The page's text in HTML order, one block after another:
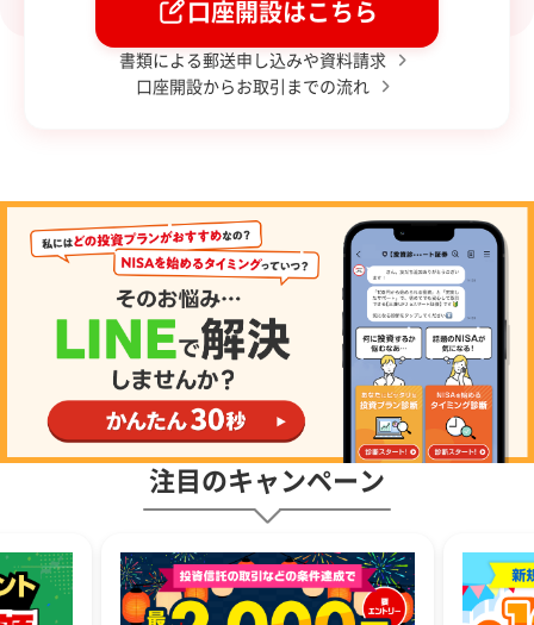
注目のキャンペーン
口座開設はこちら
書類による郵送申し込みや資料請求
口座開設からお取引までの流れ